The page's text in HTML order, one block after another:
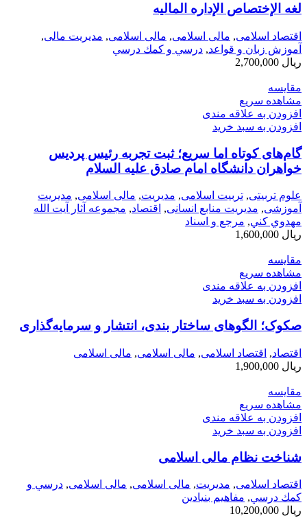
لغه الإختصاص الإداره المالیه
اقتصاد اسلامی, مالی اسلامی, مالی اسلامی, مدیریت مالی,
آموزش زبان و قواعد, درسي و كمك درسي
ریال
مقایسه
مشاهده سریع
افزودن به علاقه مندی
افزودن به سبد خرید
گام‌‏های کوتاه اما سریع؛ ثبت تجربه رئیس پردیس
خواهران دانشگاه امام صادق علیه السلام
علوم تربیتی, تربیت اسلامی, مديريت, مالی اسلامی, مدیریت
آموزشی, مدیریت منابع انسانی, اقتصاد, مجموعه آثار آيت الله
مهدوي كني, مرجع و اسناد
ریال
مقایسه
مشاهده سریع
افزودن به علاقه مندی
افزودن به سبد خرید
صکوک؛ الگوهای ساختار بندی، انتشار و سرمایه‌گذاری
اقتصاد, اقتصاد اسلامی, مالی اسلامی, مالی اسلامی
ریال
مقایسه
مشاهده سریع
افزودن به علاقه مندی
افزودن به سبد خرید
شناخت نظام مالی اسلامی
اقتصاد اسلامی, مديريت, مالی اسلامی, مالی اسلامی, درسي و
كمك درسي, مفاهيم بنيادين
ریال